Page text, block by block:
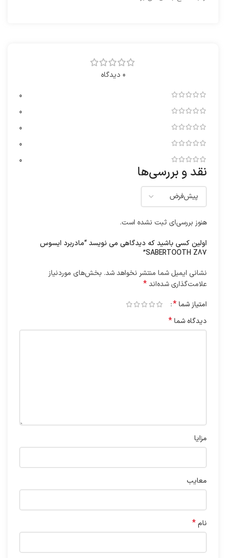
0 دیدگاه
0
0
0
0
0
نقد و بررسی‌ها
هنوز بررسی‌ای ثبت نشده است.
اولین کسی باشید که دیدگاهی می نویسد “مادربرد ایسوس
SABERTOOTH Z87”
نشانی ایمیل شما منتشر نخواهد شد. بخش‌های موردنیاز
علامت‌گذاری شده‌اند*
امتیاز شما*
دیدگاه شما*
مزایا
معایب
نام*